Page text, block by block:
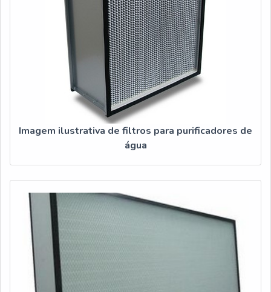
Imagem ilustrativa de filtros para purificadores de
água